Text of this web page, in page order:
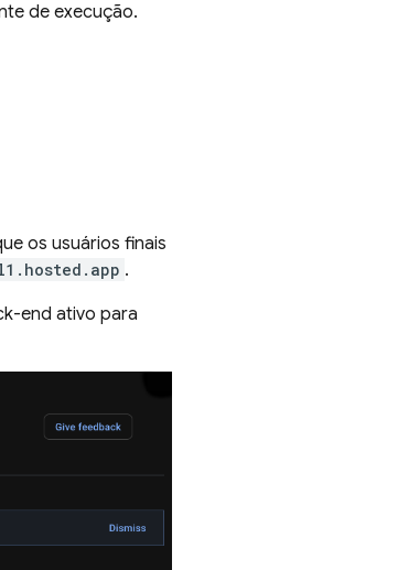
de execução.
os usuários finais
.
end ativo para